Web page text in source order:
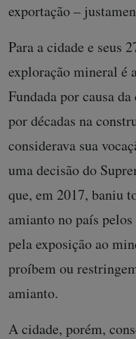
exportação –
Para a cidade e seus
exploração mineral é
Fundada por causa
por décadas na
considerava sua
uma decisão do
que, em 2017, baniu
amianto no país pelos
pela exposição ao
proíbem ou
amianto.
A cidade, porém,